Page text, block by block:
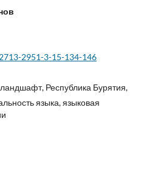
2951-3-15-134-146
Республика Бурятия,
языка, языковая